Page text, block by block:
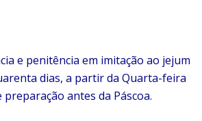
e penitência em imitação ao jejum
dias, a partir da Quarta-feira
antes da Páscoa.